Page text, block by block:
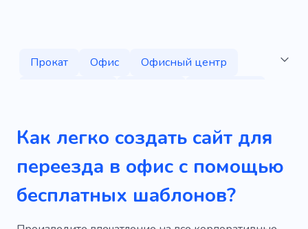
Прокат Офис
Офисный центр
Пространство
Арендные помещения
Разработчик
Коллективный офис
Коллега по работе
Помещение в аренду
Как легко создать сайт для
переезда в офис с помощью
бесплатных шаблонов?